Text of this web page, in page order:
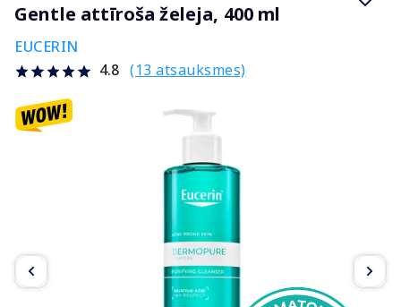
Gentle attīroša želeja, 400 ml
EUCERIN
4.8 (13 atsauksmes)